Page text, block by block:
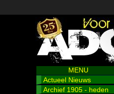
MENU
Actueel Nieuws
Archief 1905 - heden